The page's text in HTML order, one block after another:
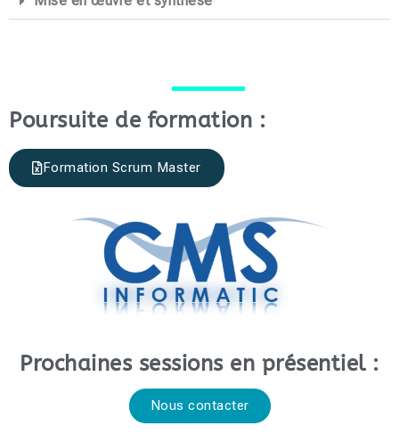
Poursuite de formation :
Formation Scrum Master
Prochaines sessions en présentiel :
Nous contacter